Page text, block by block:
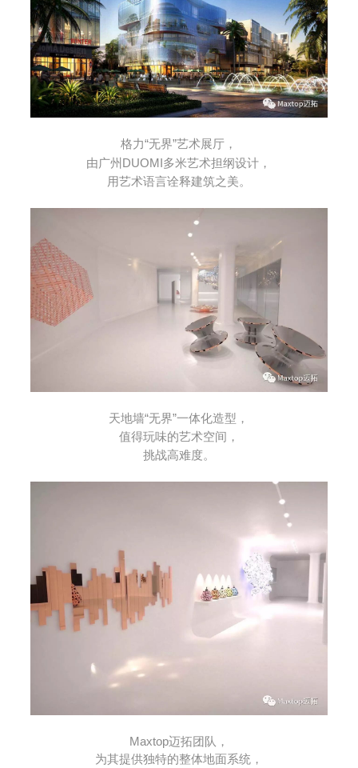
格力“无界”艺术展厅，
由广州DUOMI多米艺术担纲设计，
用艺术语言诠释建筑之美。
天地墙“无界”一体化造型，
值得玩味的艺术空间，
挑战高难度。
Maxtop迈拓团队，
为其提供独特的整体地面系统，